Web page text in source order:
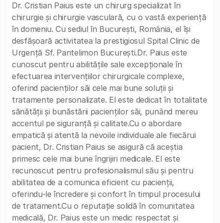
Dr. Cristian Paius este un chirurg specializat în
chirurgie și chirurgie vasculară, cu o vastă experiență
în domeniu. Cu sediul în București, România, el își
desfășoară activitatea la prestigiosul Spital Clinic de
Urgență Sf. Pantelimon București.Dr. Paius este
cunoscut pentru abilitățile sale excepționale în
efectuarea intervențiilor chirurgicale complexe,
oferind pacienților săi cele mai bune soluții și
tratamente personalizate. El este dedicat în totalitate
sănătății și bunăstării pacienților săi, punând mereu
accentul pe siguranță și calitate.Cu o abordare
empatică și atentă la nevoile individuale ale fiecărui
pacient, Dr. Cristian Paius se asigură că aceștia
primesc cele mai bune îngrijiri medicale. El este
recunoscut pentru profesionalismul său și pentru
abilitatea de a comunica eficient cu pacienții,
oferindu-le încredere și confort în timpul procesului
de tratament.Cu o reputație solidă în comunitatea
medicală, Dr. Paius este un medic respectat și